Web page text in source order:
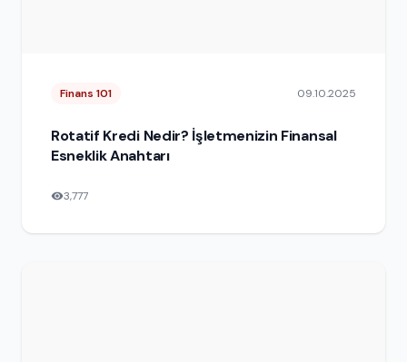
Finans 101 09.10.2025
Rotatif Kredi Nedir? İşletmenizin Finansal
Esneklik Anahtarı
3,777